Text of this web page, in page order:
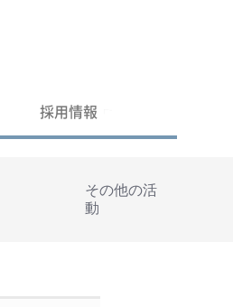
採用情報
その他の活
動